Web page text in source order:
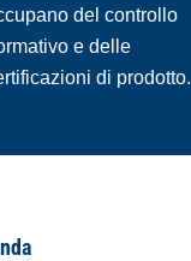
del controllo
e delle
di prodotto.